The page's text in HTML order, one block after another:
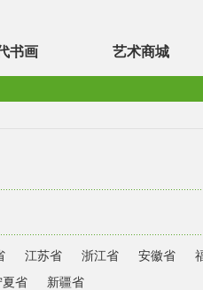
书画 艺术商城
江苏省 浙江省 安徽省
夏省 新疆省